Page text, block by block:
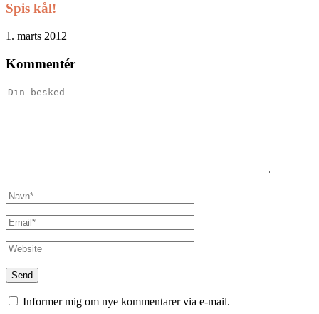
Spis kål!
1. marts 2012
Kommentér
Informer mig om nye kommentarer via e-mail.